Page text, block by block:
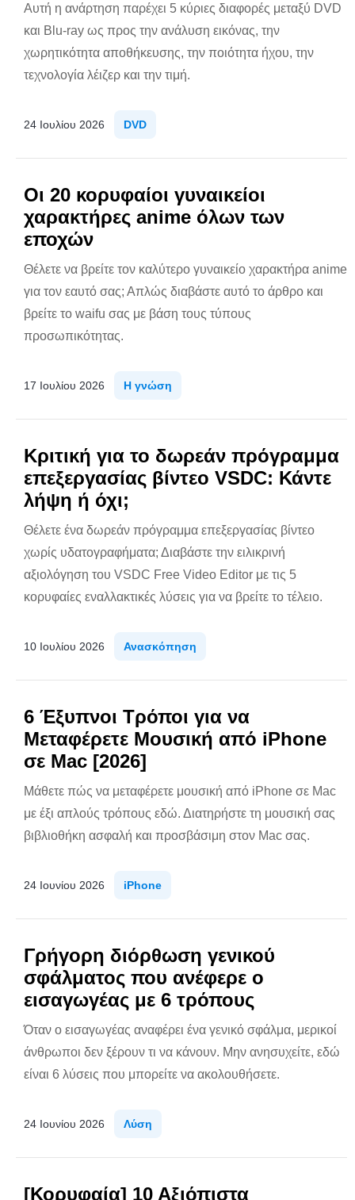
Αυτή η ανάρτηση παρέχει 5 κύριες διαφορές μεταξύ DVD
και Blu-ray ως προς την ανάλυση εικόνας, την
χωρητικότητα αποθήκευσης, την ποιότητα ήχου, την
τεχνολογία λέιζερ και την τιμή.
24 Ιουλίου 2026 DVD
Οι 20 κορυφαίοι γυναικείοι
χαρακτήρες anime όλων των
εποχών
Θέλετε να βρείτε τον καλύτερο γυναικείο χαρακτήρα anime
για τον εαυτό σας; Απλώς διαβάστε αυτό το άρθρο και
βρείτε το waifu σας με βάση τους τύπους
προσωπικότητας.
17 Ιουλίου 2026 Η γνώση
Κριτική για το δωρεάν πρόγραμμα
επεξεργασίας βίντεο VSDC: Κάντε
λήψη ή όχι;
Θέλετε ένα δωρεάν πρόγραμμα επεξεργασίας βίντεο
χωρίς υδατογραφήματα; Διαβάστε την ειλικρινή
αξιολόγηση του VSDC Free Video Editor με τις 5
κορυφαίες εναλλακτικές λύσεις για να βρείτε το τέλειο.
10 Ιουλίου 2026 Ανασκόπηση
6 Έξυπνοι Τρόποι για να
Μεταφέρετε Μουσική από iPhone
σε Mac [2026]
Μάθετε πώς να μεταφέρετε μουσική από iPhone σε Mac
με έξι απλούς τρόπους εδώ. Διατηρήστε τη μουσική σας
βιβλιοθήκη ασφαλή και προσβάσιμη στον Mac σας.
24 Ιουνίου 2026 iPhone
Γρήγορη διόρθωση γενικού
σφάλματος που ανέφερε ο
εισαγωγέας με 6 τρόπους
Όταν ο εισαγωγέας αναφέρει ένα γενικό σφάλμα, μερικοί
άνθρωποι δεν ξέρουν τι να κάνουν. Μην ανησυχείτε, εδώ
είναι 6 λύσεις που μπορείτε να ακολουθήσετε.
24 Ιουνίου 2026 Λύση
[Κορυφαία] 10 Αξιόπιστα